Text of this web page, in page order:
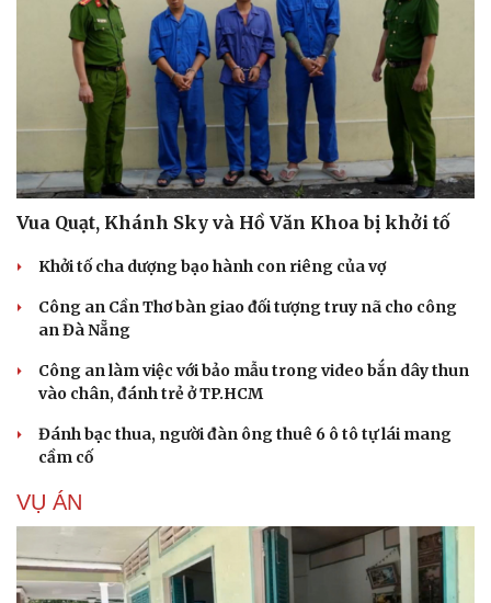
Vua Quạt, Khánh Sky và Hồ Văn Khoa bị khởi tố
Khởi tố cha dượng bạo hành con riêng của vợ
Công an Cần Thơ bàn giao đối tượng truy nã cho công
an Đà Nẵng
Công an làm việc với bảo mẫu trong video bắn dây thun
vào chân, đánh trẻ ở TP.HCM
Đánh bạc thua, người đàn ông thuê 6 ô tô tự lái mang
cầm cố
VỤ ÁN